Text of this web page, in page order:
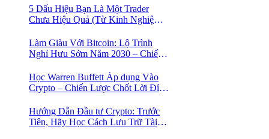
5 Dấu Hiệu Bạn Là Một Trader
Chưa Hiệu Quả (Từ Kinh Nghiệm
Làm Giàu Với Bitcoin: Lộ Trình
Nghỉ Hưu Sớm Năm 2030 – Chiến
Học Warren Buffett Áp dụng Vào
Crypto – Chiến Lược Chốt Lời Đỉnh
Hướng Dẫn Đầu tư Crypto: Trước
Tiên, Hãy Học Cách Lưu Trữ Tài